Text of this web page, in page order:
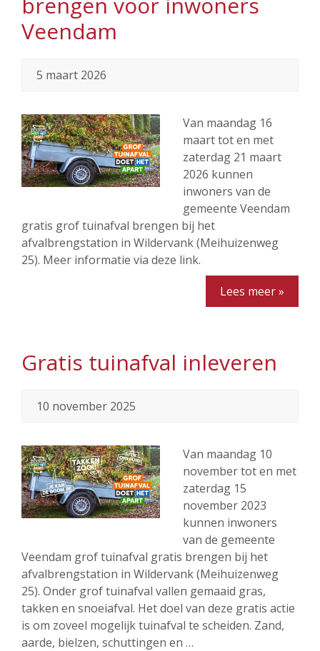
Veendam
5 maart 2026
Van maandag 16
maart tot en met
zaterdag 21 maart
2026 kunnen
inwoners van de
gemeente Veendam
gratis grof tuinafval brengen bij het
afvalbrengstation in Wildervank (Meihuizenweg
25). Meer informatie via deze link.
Lees meer »
Gratis tuinafval inleveren
10 november 2025
Van maandag 10
november tot en met
zaterdag 15
november 2023
kunnen inwoners
van de gemeente
Veendam grof tuinafval gratis brengen bij het
afvalbrengstation in Wildervank (Meihuizenweg
25). Onder grof tuinafval vallen gemaaid gras,
takken en snoeiafval. Het doel van deze gratis actie
is om zoveel mogelijk tuinafval te scheiden. Zand,
aarde, bielzen, schuttingen en …